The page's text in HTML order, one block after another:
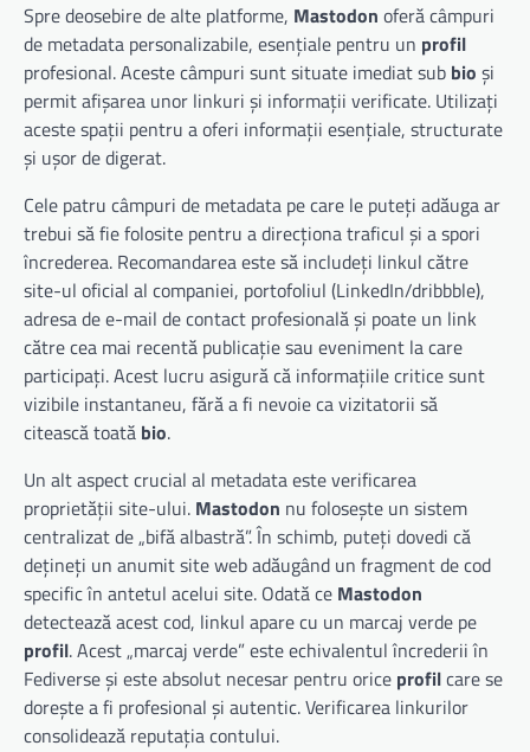
Spre deosebire de alte platforme, Mastodon oferă câmpuri
de metadata personalizabile, esențiale pentru un profil
profesional. Aceste câmpuri sunt situate imediat sub bio și
permit afișarea unor linkuri și informații verificate. Utilizați
aceste spații pentru a oferi informații esențiale, structurate
și ușor de digerat.
Cele patru câmpuri de metadata pe care le puteți adăuga ar
trebui să fie folosite pentru a direcționa traficul și a spori
încrederea. Recomandarea este să includeți linkul către
site-ul oficial al companiei, portofoliul (LinkedIn/dribbble),
adresa de e-mail de contact profesională și poate un link
către cea mai recentă publicație sau eveniment la care
participați. Acest lucru asigură că informațiile critice sunt
vizibile instantaneu, fără a fi nevoie ca vizitatorii să
citească toată bio.
Un alt aspect crucial al metadata este verificarea
proprietății site-ului. Mastodon nu folosește un sistem
centralizat de „bifă albastră”. În schimb, puteți dovedi că
dețineți un anumit site web adăugând un fragment de cod
specific în antetul acelui site. Odată ce Mastodon
detectează acest cod, linkul apare cu un marcaj verde pe
profil. Acest „marcaj verde” este echivalentul încrederii în
Fediverse și este absolut necesar pentru orice profilcare se
dorește a fi profesional și autentic. Verificarea linkurilor
consolidează reputația contului.